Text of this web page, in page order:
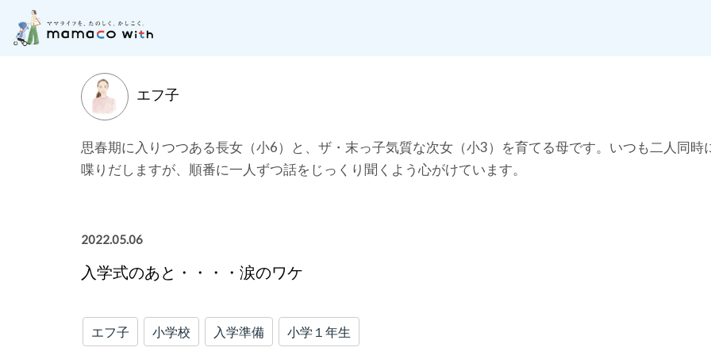
月齢別に記事を探す
エフ子
思春期に入りつつある長女（小6）と、ザ・末っ子気質な次女（小3）を育てる母です。いつも二人同時
喋りだしますが、順番に一人ずつ話をじっくり聞くよう心がけています。
2022.05.06
入学式のあと・・・・涙のワケ
エフ子 小学校 入学準備 小学１年生